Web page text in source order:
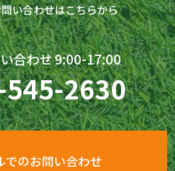
い合わせはこちらから
合わせ 9:00-17:00
2630
でのお問い合わせ